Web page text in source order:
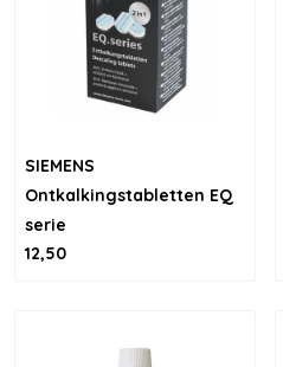
SIEMENS
Ontkalkingstabletten EQ
serie
12,50